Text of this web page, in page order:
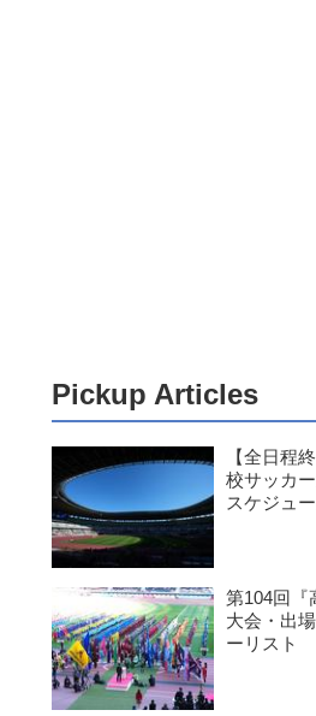
Pickup Articles
【全日程
校サッカ
スケジュ
第104回『
大会・出
ーリスト